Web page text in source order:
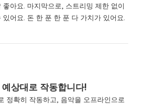
아요. 마지막으로, 스트리밍 제한 없이
어요. 돈 한 푼 한 푼 다 가치가 있어요.
상대로 작동합니다!
정확히 작동하고, 음악을 오프라인으로